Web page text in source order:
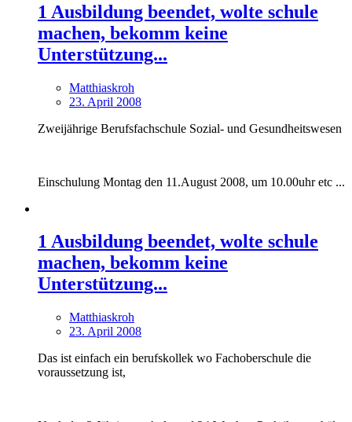
1 Ausbildung beendet, wolte schule
machen, bekomm keine
Unterstützung...
Matthiaskroh
23. April 2008
Zweijährige Berufsfachschule Sozial- und Gesundheitswesen
Einschulung Montag den 11.August 2008, um 10.00uhr etc ...
1 Ausbildung beendet, wolte schule
machen, bekomm keine
Unterstützung...
Matthiaskroh
23. April 2008
Das ist einfach ein berufskollek wo Fachoberschule die
voraussetzung ist,